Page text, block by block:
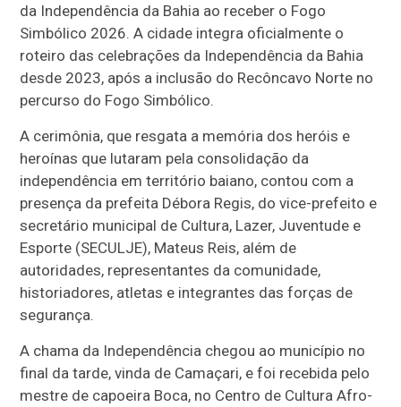
da Independência da Bahia ao receber o Fogo
Simbólico 2026. A cidade integra oficialmente o
roteiro das celebrações da Independência da Bahia
desde 2023, após a inclusão do Recôncavo Norte no
percurso do Fogo Simbólico.
A cerimônia, que resgata a memória dos heróis e
heroínas que lutaram pela consolidação da
independência em território baiano, contou com a
presença da prefeita Débora Regis, do vice-prefeito e
secretário municipal de Cultura, Lazer, Juventude e
Esporte (SECULJE), Mateus Reis, além de
autoridades, representantes da comunidade,
historiadores, atletas e integrantes das forças de
segurança.
A chama da Independência chegou ao município no
final da tarde, vinda de Camaçari, e foi recebida pelo
mestre de capoeira Boca, no Centro de Cultura Afro-